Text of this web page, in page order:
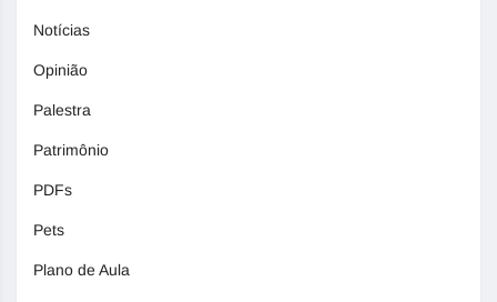
Notícias
Opinião
Palestra
Patrimônio
PDFs
Pets
Plano de Aula